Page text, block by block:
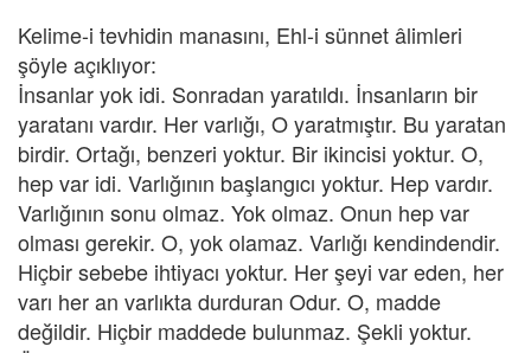
Kelime-i tevhidin manasını, Ehl-i sünnet âlimleri
şöyle açıklıyor:
İnsanlar yok idi. Sonradan yaratıldı. İnsanların bir
yaratanı vardır. Her varlığı, O yaratmıştır. Bu yaratan
birdir. Ortağı, benzeri yoktur. Bir ikincisi yoktur. O,
hep var idi. Varlığının başlangıcı yoktur. Hep vardır.
Varlığının sonu olmaz. Yok olmaz. Onun hep var
olması gerekir. O, yok olamaz. Varlığı kendindendir.
Hiçbir sebebe ihtiyacı yoktur. Her şeyi var eden, her
varı her an varlıkta durduran Odur. O, madde
değildir. Hiçbir maddede bulunmaz. Şekli yoktur.